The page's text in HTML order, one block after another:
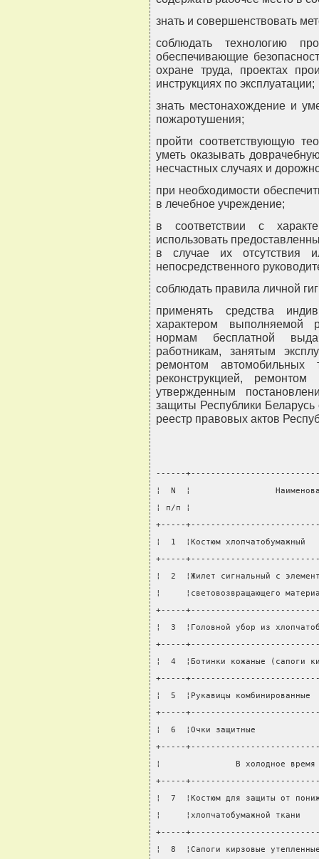
знать и совершенствовать
соблюдать технологию
обеспечивающие
охране труда, проектах
инструкциях по эксплуатации;
знать местонахождение и
пожаротушения;
пройти соответствующую
уметь оказывать
несчастных случаях и
при необходимости
в лечебное учреждение;
в соответствии с
использовать
в случае их отсутствия
непосредственного
соблюдать правила личной
применять средства
характером выполняемой
нормам бесплатной
работникам, занятым
ремонтом автомобильных
реконструкцией,
утвержденным
защиты Республики
реестр правовых актов
------
¦  N  ¦
¦ п/п ¦
+-----
¦  1  ¦Костюм
+-----
¦  2  ¦Жилет сигнальный с
¦     ¦световозвращающего
+-----
¦  3  ¦Головной убор из
+-----
¦  4  ¦Ботинки кожаные
+-----
¦  5  ¦Рукавицы
+-----
¦  6  ¦Очки защитные
+-----
¦               В холодное
+-----
¦  7  ¦Костюм для защиты от
¦     ¦хлопчатобумажной
+-----
¦  8  ¦Сапоги кирзовые